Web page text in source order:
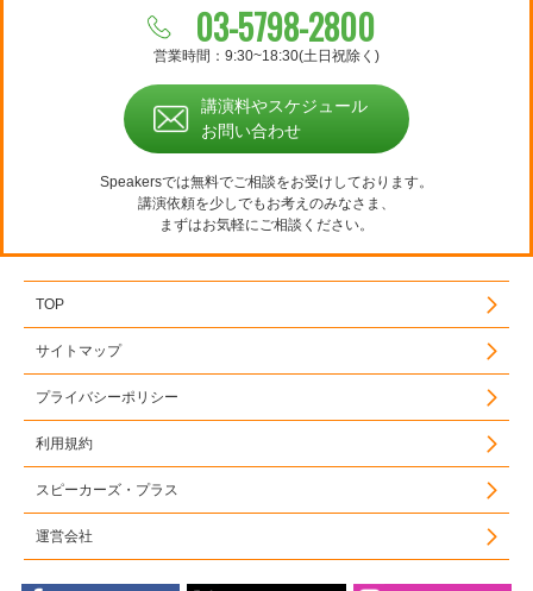
03-5798-2800
営業時間：9:30~18:30(土日祝除く)
講演料やスケジュール
お問い合わせ
Speakersでは無料でご相談をお受けしております。
講演依頼を少しでもお考えのみなさま、
まずはお気軽にご相談ください。
TOP
サイトマップ
プライバシーポリシー
利用規約
スピーカーズ・プラス
運営会社